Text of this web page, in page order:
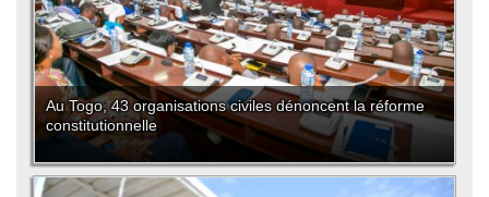
Au Togo, 43 organisations civiles dénoncent la réforme
constitutionnelle